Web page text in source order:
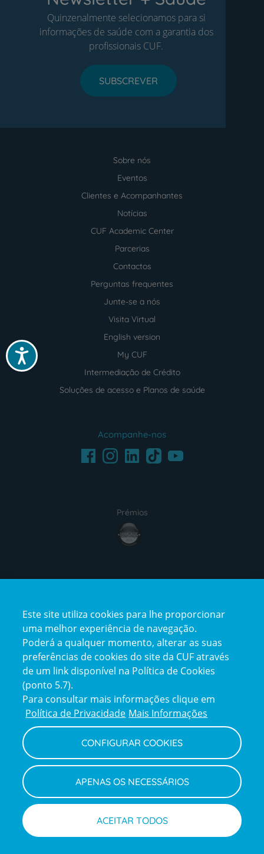
Acessibilidade
Quinzenalmente selecionamos para si
informações de saúde com a garantia dos
profissionais CUF.
SUBSCREVER
Sobre nós
Eventos
Clientes e Acompanhantes
Notícias
CUF Academic Center
Parcerias
Contactos
Perguntas frequentes
Junte-se a nós
Visita Virtual
English version
My CUF
Intermediação de Crédito
Soluções de acesso e Planos de saúde
Acompanhe-nos
FacebookInstagramLinkedInTikTokYoutube
Prémios
award4
certification2certification3
Reclamações
e
elogios
Policy
Política de Privacidade e Cookies
Declaração de Acessibilidade
Canal de Denúncias
Informações legais
Este site utiliza cookies para lhe proporcionar
uma melhor experiência de navegação.
Poderá a qualquer momento, alterar as suas
preferências de cookies do site da CUF através
de um link disponível na Política de Cookies
(ponto 5.7).
Para consultar mais informações clique em
Política de Privacidade Mais Informações
CONFIGURAR COOKIES
APENAS OS NECESSÁRIOS
ACEITAR TODOS